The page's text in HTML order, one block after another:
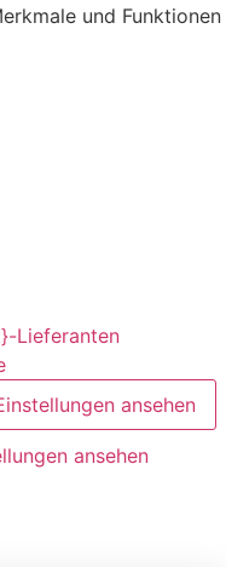
und Funktionen
Lieferanten
ansehen
ansehen